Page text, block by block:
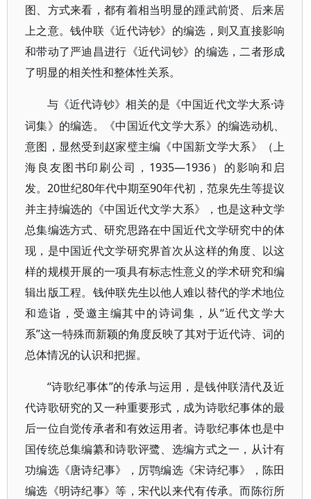
图、方式来看，都有着相当明显的踵武前贤、后来居
上之意。钱仲联《近代诗钞》的编选，则又直接影响
和带动了严迪昌进行《近代词钞》的编选，二者形成
了明显的相关性和整体性关系。
与《近代诗钞》相关的是《中国近代文学大系·诗
词集》的编选。《中国近代文学大系》的编选动机、
意图，显然受到赵家璧主编《中国新文学大系》（上
海良友图书印刷公司，1935—1936）的影响和启
发。20世纪80年代中期至90年代初，范泉先生等提议
并主持编选的《中国近代文学大系》，也是这种文学
总集编选方式、研究思路在中国近代文学研究中的体
现，是中国近代文学研究界首次从这样的角度、以这
样的规模开展的一项具有标志性意义的学术研究和编
辑出版工程。钱仲联先生以他人难以替代的学术地位
和造诣，受邀主编其中的诗词集，从“近代文学大
系”这一特殊而新颖的角度反映了其对于近代诗、词的
总体情况的认识和把握。
“诗歌纪事体”的传承与运用，是钱仲联清代及近
代诗歌研究的又一种重要形式，成为诗歌纪事体的最
后一位自觉传承者和有效运用者。诗歌纪事体也是中
国传统总集编纂和诗歌评鹭、选编方式之一，从计有
功编选《唐诗纪事》，厉鹗编选《宋诗纪事》，陈田
编选《明诗纪事》等，宋代以来代有传承。而陈衍所